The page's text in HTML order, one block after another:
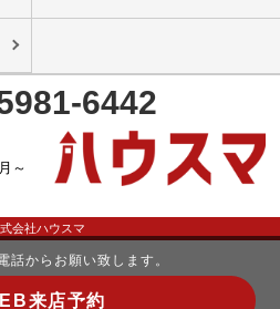
6442
～
会社ハウスマ
からお願い致します。
来店予約